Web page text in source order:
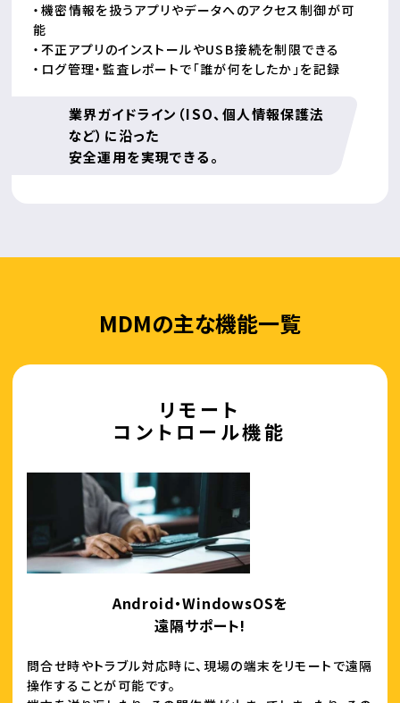
・機密情報を扱うアプリやデータへのアクセス制御が可
能
・不正アプリのインストールやUSB接続を制限できる
・ログ管理・監査レポートで「誰が何をしたか」を記録
業界ガイドライン（ISO、個人情報保護法
など）に沿った
安全運用を実現できる。
MDMの主な機能一覧
リモート
コントロール機能
Android・WindowsOSを
遠隔サポート!
問合せ時やトラブル対応時に、現場の端末をリモートで遠隔
操作することが可能です。